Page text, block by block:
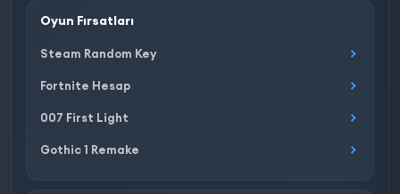
Oyun Fırsatları
Steam Random Key
Fortnite Hesap
007 First Light
Gothic 1 Remake